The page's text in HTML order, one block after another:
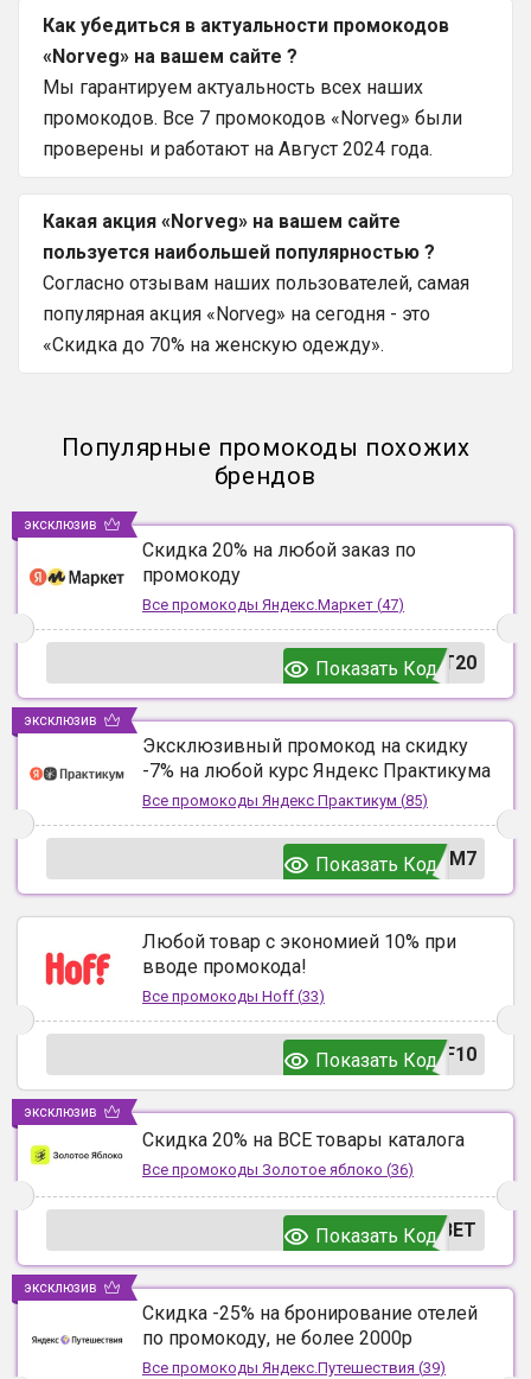
Как убедиться в актуальности промокодов
«Norveg» на вашем сайте ?
Мы гарантируем актуальность всех наших
промокодов. Все 7 промокодов «Norveg» были
проверены и работают на Август 2024 года.
Какая акция «Norveg» на вашем сайте
пользуется наибольшей популярностью ?
Согласно отзывам наших пользователей, самая
популярная акция «Norveg» на сегодня - это
«Скидка до 70% на женскую одежду».
Популярные промокоды похожих
брендов
Скидка 20% на любой заказ по
промокоду
Все промокоды Яндекс.Маркет (47)
T20
Показать Код
эксклюзив
Эксклюзивный промокод на скидку
-7% на любой курс Яндекс Практикума
Все промокоды Яндекс Практикум (85)
UM7
Показать Код
эксклюзив
Любой товар с экономией 10% при
вводе промокода!
Все промокоды Hoff (33)
F10
Показать Код
Скидка 20% на ВСЕ товары каталога
Все промокоды Золотое яблоко (36)
ВЕТ
Показать Код
эксклюзив
Скидка -25% на бронирование отелей
по промокоду, не более 2000р
Все промокоды Яндекс.Путешествия (39)
эксклюзив